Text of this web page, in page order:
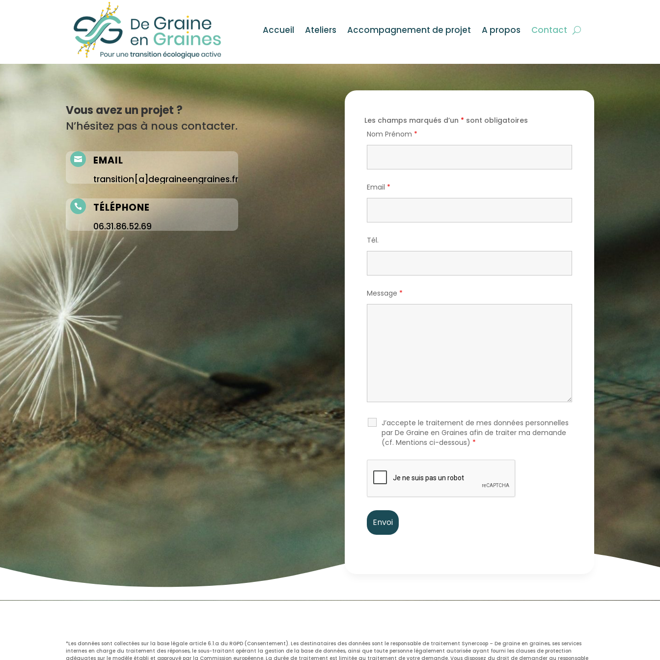
Accueil Ateliers Accompagnement de projet A propos Contact
Vous avez un projet ?
N’hésitez pas à nous contacter.
 EMAIL
transition[a]degraineengraines.fr
 TÉLÉPHONE
06.31.86.52.69
Les champs marqués d’un * sont obligatoires
Nom Prénom *
Email *
Tél.
Message *
J’accepte le traitement de mes données personnelles
par De Graine en Graines afin de traiter ma demande
(cf. Mentions ci-dessous) *
*Les données sont collectées sur la base légale article 6.1.a du RGPD (Consentement). Les destinataires des données sont le responsable de traitement Synercoop – De graine en graines, ses services
internes en charge du traitement des réponses, le sous-traitant opérant la gestion de la base de données, ainsi que toute personne légalement autorisée ayant fourni les clauses de protection
adéquates sur le modèle établi et approuvé par la Commission européenne. La durée de traitement est limitée au traitement de votre demande. Vous disposez du droit de demander au responsable